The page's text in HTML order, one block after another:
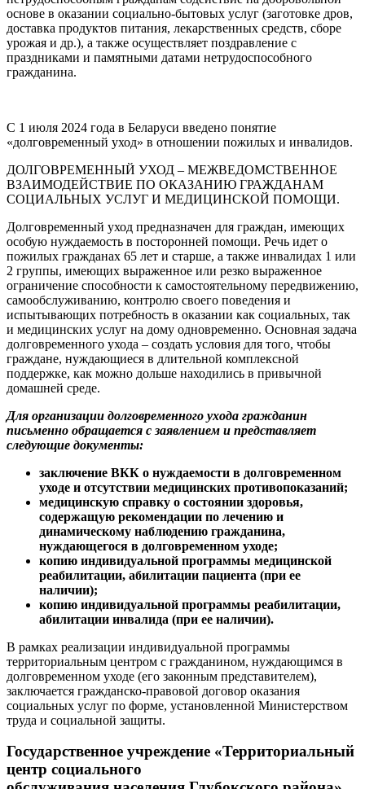
основе в оказании социально-бытовых услуг (заготовке дров,
доставка продуктов питания, лекарственных средств, сборе
урожая и др.), а также осуществляет поздравление с
праздниками и памятными датами нетрудоспособного
гражданина.
С 1 июля 2024 года в Беларуси введено понятие
«долговременный уход» в отношении пожилых и инвалидов.
ДОЛГОВРЕМЕННЫЙ УХОД – МЕЖВЕДОМСТВЕННОЕ
ВЗАИМОДЕЙСТВИЕ ПО ОКАЗАНИЮ ГРАЖДАНАМ
СОЦИАЛЬНЫХ УСЛУГ И МЕДИЦИНСКОЙ ПОМОЩИ.
Долговременный уход предназначен для граждан, имеющих
особую нуждаемость в посторонней помощи. Речь идет о
пожилых гражданах 65 лет и старше, а также инвалидах 1 или
2 группы, имеющих выраженное или резко выраженное
ограничение способности к самостоятельному передвижению,
самообслуживанию, контролю своего поведения и
испытывающих потребность в оказании как социальных, так
и медицинских услуг на дому одновременно. Основная задача
долговременного ухода – создать условия для того, чтобы
граждане, нуждающиеся в длительной комплексной
поддержке, как можно дольше находились в привычной
домашней среде.
Для организации долговременного ухода гражданин
письменно обращается с заявлением и представляет
следующие документы:
заключение ВКК о нуждаемости в долговременном
уходе и отсутствии медицинских противопоказаний;
медицинскую справку о состоянии здоровья,
содержащую рекомендации по лечению и
динамическому наблюдению гражданина,
нуждающегося в долговременном уходе;
копию индивидуальной программы медицинской
реабилитации, абилитации пациента (при ее
наличии);
копию индивидуальной программы реабилитации,
абилитации инвалида (при ее наличии).
В рамках реализации индивидуальной программы
территориальным центром с гражданином, нуждающимся в
долговременном уходе (его законным представителем),
заключается гражданско-правовой договор оказания
социальных услуг по форме, установленной Министерством
труда и социальной защиты.
Государственное учреждение «Территориальный
центр социального